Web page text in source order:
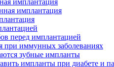
имплантация
имплантация
перед имплантацией
при иммунных заболеваниях
зубные импланты
импланты при диабете и